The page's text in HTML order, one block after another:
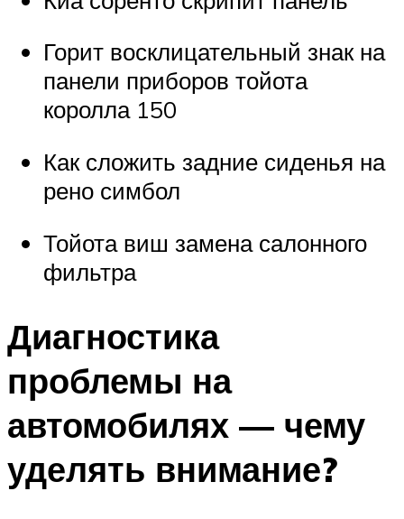
Горит восклицательный знак на
панели приборов тойота
королла 150
Как сложить задние сиденья на
рено симбол
Тойота виш замена салонного
фильтра
Диагностика
проблемы на
автомобилях — чему
уделять внимание?